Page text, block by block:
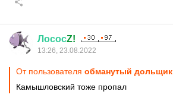
ЛососZ!
13:26, 23.08.2022
От пользователя обманутый дольщик
Камышловский тоже пропал